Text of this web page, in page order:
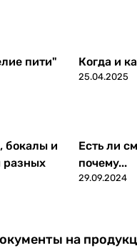
пити" Когда и
25.04.2025
бокалы и
разных
Есть ли
почему...
29.09.2024
на